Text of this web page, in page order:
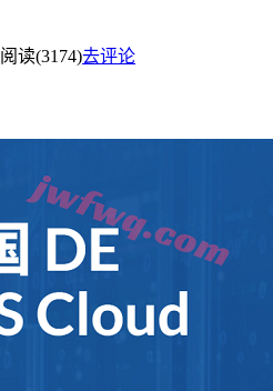
阅读(3174)去评论